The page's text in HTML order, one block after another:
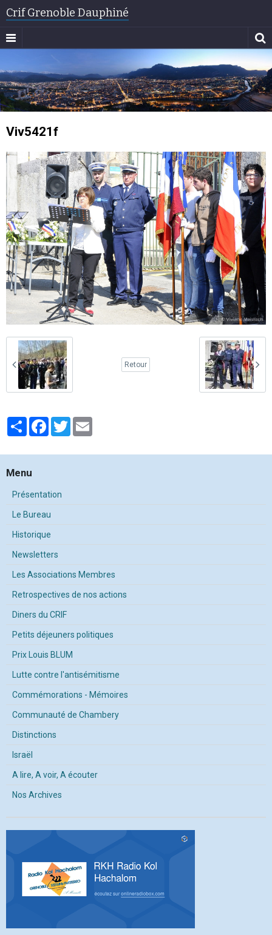
Crif Grenoble Dauphiné
Viv5421f
Retour
PartagerFacebook
Twitter
Menu
Présentation
Le Bureau
Historique
Newsletters
Les Associations Membres
Retrospectives de nos actions
Diners du CRIF
Petits déjeuners politiques
Prix Louis BLUM
Lutte contre l'antisémitisme
Commémorations - Mémoires
Communauté de Chambery
Distinctions
Israël
A lire, A voir, A écouter
Nos Archives